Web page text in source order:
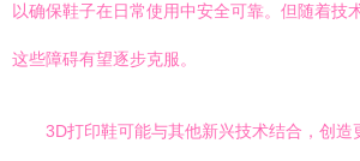
以确保鞋子在日常使用中安全可靠。但随着技
这些障碍有望逐步克服。
3D打印鞋可能与其他新兴技术结合，创造